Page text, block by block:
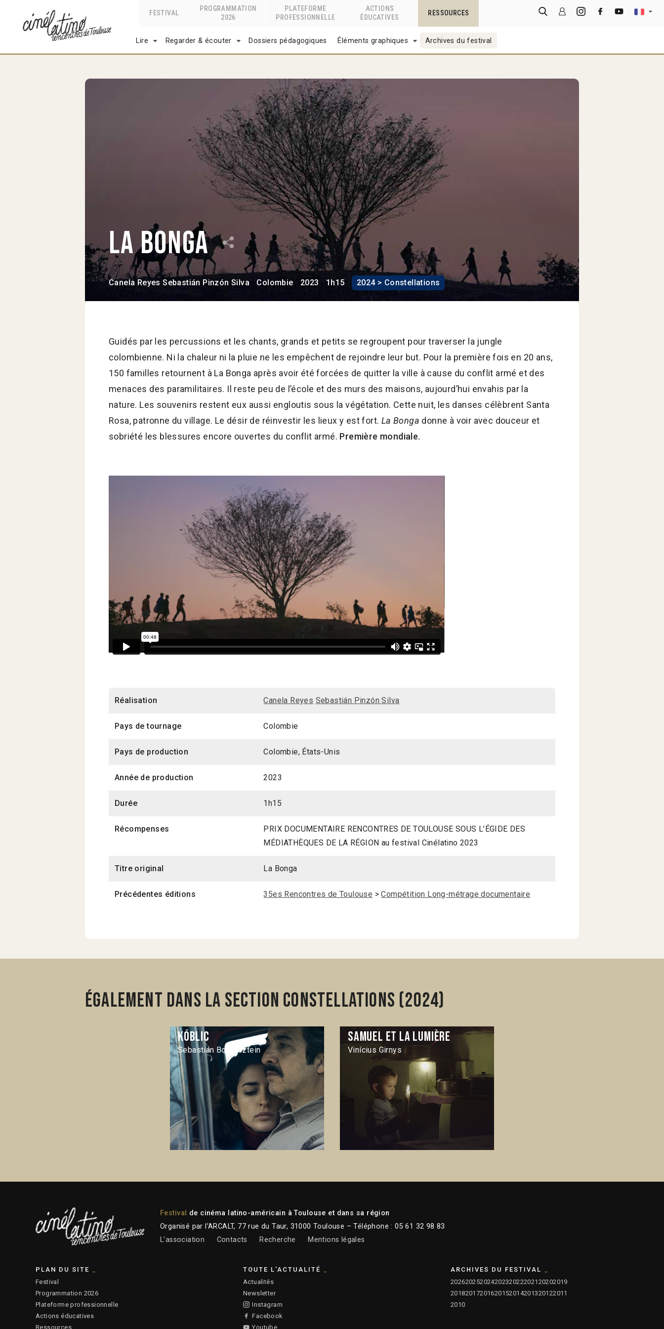
FESTIVAL
PROGRAMMATION
2026
PLATEFORME
PROFESSIONNELLE
ACTIONS
ÉDUCATIVES
RESSOURCES
Lire Regarder & écouter Dossiers pédagogiques Éléments graphiques Archives du festival
La Bonga
Canela Reyes Sebastián Pinzón Silva Colombie 2023 1h15 2024 > Constellations
Guidés par les percussions et les chants, grands et petits se regroupent pour traverser la jungle
colombienne. Ni la chaleur ni la pluie ne les empêchent de rejoindre leur but. Pour la première fois en 20 ans,
150 familles retournent à La Bonga après avoir été forcées de quitter la ville à cause du conflit armé et des
menaces des paramilitaires. Il reste peu de l’école et des murs des maisons, aujourd’hui envahis par la
nature. Les souvenirs restent eux aussi engloutis sous la végétation. Cette nuit, les danses célèbrent Santa
Rosa, patronne du village. Le désir de réinvestir les lieux y est fort. La Bonga donne à voir avec douceur et
sobriété les blessures encore ouvertes du conflit armé. Première mondiale.
Réalisation Canela Reyes Sebastián Pinzón Silva
Pays de tournage Colombie
Pays de production Colombie, États-Unis
Année de production 2023
Durée 1h15
Récompenses
PRIX DOCUMENTAIRE RENCONTRES DE TOULOUSE SOUS L’ÉGIDE DES
MÉDIATHÈQUES DE LA RÉGION au festival Cinélatino 2023
Titre original La Bonga
Précédentes éditions 35es Rencontres de Toulouse >Compétition Long-métrage documentaire
Également dans la section Constellations (2024)
Kóblic
Sebastián Borensztein
Samuel et la lumière
Vinícius Girnys
Festival
de cinéma latino-américain à Toulouse et dans sa région
Organisé par l’ARCALT, 77 rue du Taur, 31000 Toulouse – Téléphone : 05 61 32 98 83
L’association
Contacts Recherche Mentions légales
PLAN DU SITE
Festival
Programmation 2026
Plateforme professionnelle
Actions éducatives
Ressources
TOUTE L'ACTUALITÉ
Actualités
Newsletter
Instagram
Facebook
Youtube
ARCHIVES DU FESTIVAL
202620252024202320222021 20202019
20182017201620152014201320122011
2010